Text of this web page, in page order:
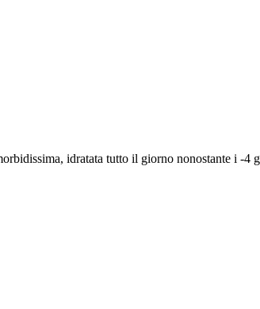
idratata tutto il giorno nonostante i -4